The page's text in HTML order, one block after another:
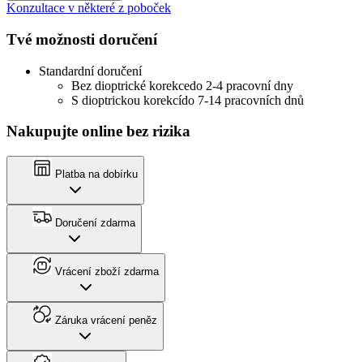
Konzultace v některé z poboček
Tvé možnosti doručení
Standardní doručení
Bez dioptrické korekcedo 2-4 pracovní dny
S dioptrickou korekcído 7-14 pracovních dnů
Nakupujte online bez rizika
Platba na dobírku
Doručení zdarma
Vrácení zboží zdarma
Záruka vrácení peněz